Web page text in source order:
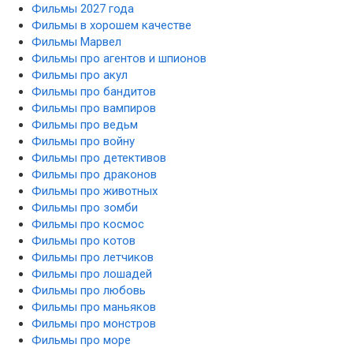
Фильмы 2027 года
Фильмы в хорошем качестве
Фильмы Марвел
Фильмы про агентов и шпионов
Фильмы про акул
Фильмы про бандитов
Фильмы про вампиров
Фильмы про ведьм
Фильмы про войну
Фильмы про детективов
Фильмы про драконов
Фильмы про животных
Фильмы про зомби
Фильмы про космос
Фильмы про котов
Фильмы про летчиков
Фильмы про лошадей
Фильмы про любовь
Фильмы про маньяков
Фильмы про монстров
Фильмы про море